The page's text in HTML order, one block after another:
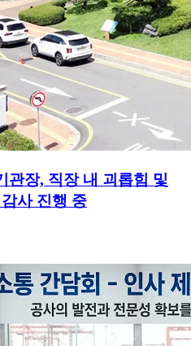
관장, 직장 내 괴롭힘 및
사 진행 중